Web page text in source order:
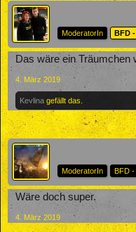
ModeratorIn
BFD
Das wäre ein Träumchen
4. März 2019
Kevlina gefällt das.
ModeratorIn
BFD -
Wäre doch super.
4. März 2019